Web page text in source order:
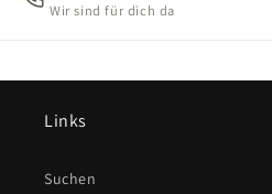
Wir sind für dich da
Links
Suchen